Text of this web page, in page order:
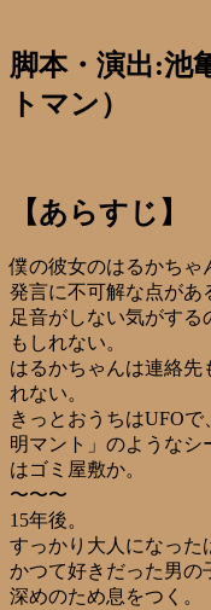
脚本・演出:池
トマン）
【あらすじ】
僕の彼女のはるかちゃ
発言に不可解な点があ
足音がしない気がす
もしれない。
はるかちゃんは連絡先
れない。
きっとおうちはUFO
明マント」のようなシ
はゴミ屋敷か。
〜〜〜
15年後。
すっかり大人になった
かつて好きだった男の
深めのため息をつく。